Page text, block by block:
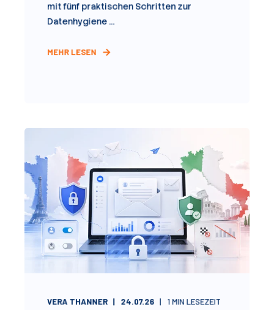
mit fünf praktischen Schritten zur
Datenhygiene ...
MEHR LESEN
VERA THANNER 24.07.26 1MIN LESEZEIT